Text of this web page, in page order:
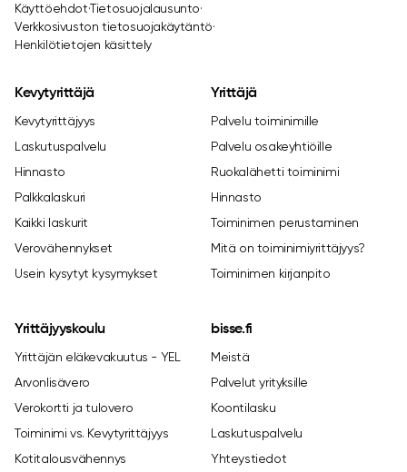
Käyttöehdot·Tietosuojalausunto·
Verkkosivuston tietosuojakäytäntö·
Henkilötietojen käsittely
Kevytyrittäjä
Kevytyrittäjyys
Laskutuspalvelu
Hinnasto
Palkkalaskuri
Kaikki laskurit
Verovähennykset
Usein kysytyt kysymykset
Yrittäjä
Palvelu toiminimille
Palvelu osakeyhtiöille
Ruokalähetti toiminimi
Hinnasto
Toiminimen perustaminen
Mitä on toiminimiyrittäjyys?
Toiminimen kirjanpito
Yrittäjyyskoulu
Yrittäjän eläkevakuutus - YEL
Arvonlisävero
Verokortti ja tulovero
Toiminimi vs. Kevytyrittäjyys
Kotitalousvähennys
bisse.fi
Meistä
Palvelut yrityksille
Koontilasku
Laskutuspalvelu
Yhteystiedot